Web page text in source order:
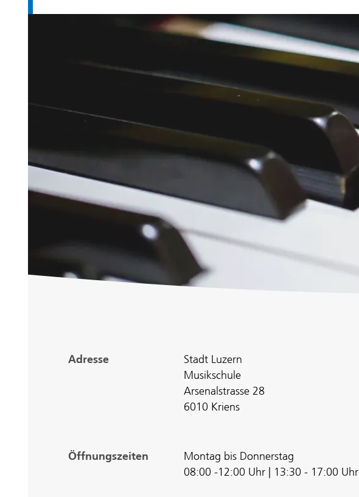
Adresse
Stadt Luzern
Musikschule
Arsenalstrasse 28
6010 Kriens
Öffnungszeiten
Montag bis Donnerstag
08:00 -12:00 Uhr | 13:30 - 17:00 Uhr